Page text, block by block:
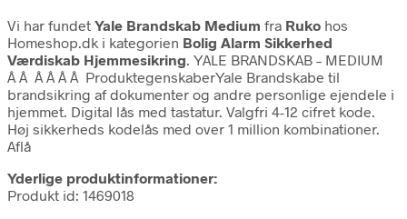
Vi har fundet Yale Brandskab Medium fra Ruko hos
Homeshop.dk i kategorien Bolig Alarm Sikkerhed
Værdiskab Hjemmesikring. YALE BRANDSKAB – MEDIUM
Â Â Â Â Â Â ProduktegenskaberYale Brandskabe til
brandsikring af dokumenter og andre personlige ejendele i
hjemmet. Digital lås med tastatur. Valgfri 4-12 cifret kode.
Høj sikkerheds kodelås med over 1 million kombinationer.
Aflå
Yderlige produktinformationer:
Produkt id: 1469018